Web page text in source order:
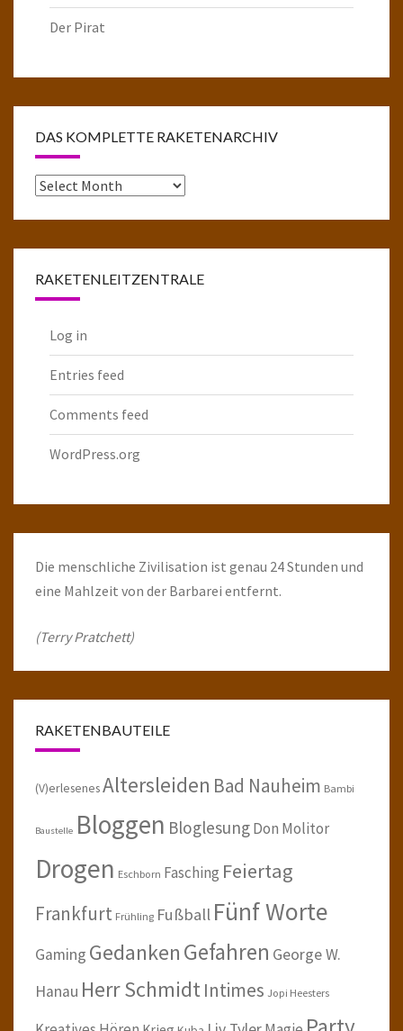
Der Pirat
DAS KOMPLETTE RAKETENARCHIV
Das
RAKETENLEITZENTRALE
Log in
Entries feed
Comments feed
WordPress.org
Die menschliche Zivilisation ist genau 24 Stunden und
eine Mahlzeit von der Barbarei entfernt.
(Terry Pratchett)
RAKETENBAUTEILE
(V)erlesenesAltersleiden Bad Nauheim Bambi
Baustelle Bloggen BloglesungDon Molitor
Drogen Eschborn Fasching Feiertag
Frankfurt Frühling Fußball Fünf Worte
Gaming GedankenGefahren George W.
Hanau Herr SchmidtIntimes Jopi Heesters